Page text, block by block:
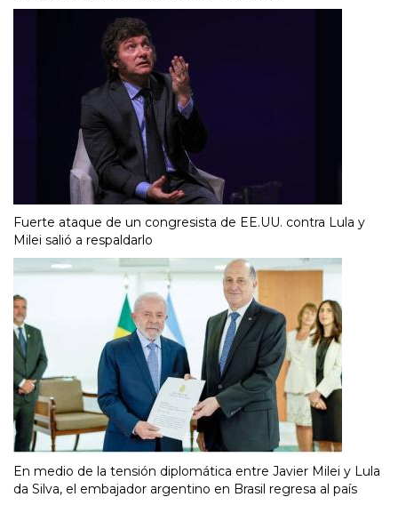
Fuerte ataque de un congresista de EE.UU. contra Lula y
Milei salió a respaldarlo
En medio de la tensión diplomática entre Javier Milei y Lula
da Silva, el embajador argentino en Brasil regresa al país